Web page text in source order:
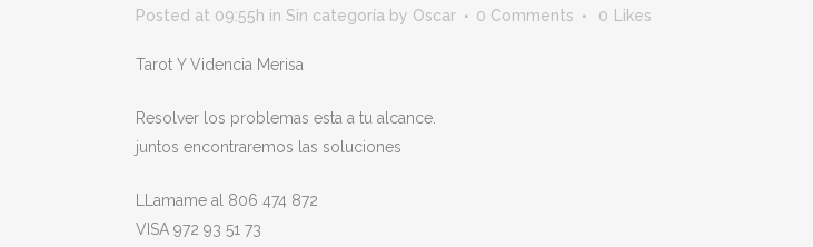
Posted at 09:55h in Sin categoría by Oscar 0 Comments 0 Likes
Tarot Y Videncia Merisa
Resolver los problemas esta a tu alcance.
juntos encontraremos las soluciones
LLamame al 806 474 872
VISA 972 93 51 73